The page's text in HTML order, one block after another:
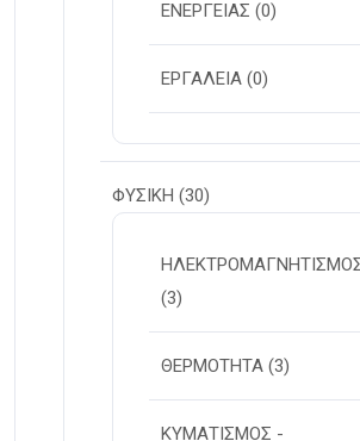
ΕΝΕΡΓΕΙΑΣ (0)
ΕΡΓΑΛΕΙΑ (0)
ΦΥΣΙΚΗ (30)
(3)
ΘΕΡΜΟΤΗΤΑ (3)
ΚΥΜΑΤΙΣΜΟΣ -